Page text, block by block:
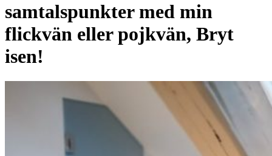
samtalspunkter med min
flickvän eller pojkvän, Bryt
isen!